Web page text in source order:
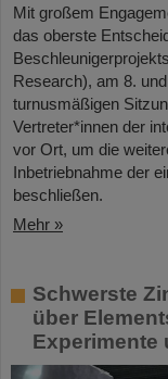
Mit großem
das oberste
Research), am 8.
turnusmäßigen
Vertreter*innen der
vor Ort, um die
Inbetriebnahme der
beschließen.
Mehr »
Schwerste
über
Experimente